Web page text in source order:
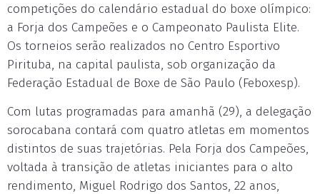
competições do calendário estadual do boxe olímpico:
a Forja dos Campeões e o Campeonato Paulista Elite.
Os torneios serão realizados no Centro Esportivo
Pirituba, na capital paulista, sob organização da
Federação Estadual de Boxe de São Paulo (Feboxesp).
Com lutas programadas para amanhã (29), a delegação
sorocabana contará com quatro atletas em momentos
distintos de suas trajetórias. Pela Forja dos Campeões,
voltada à transição de atletas iniciantes para o alto
rendimento, Miguel Rodrigo dos Santos, 22 anos,